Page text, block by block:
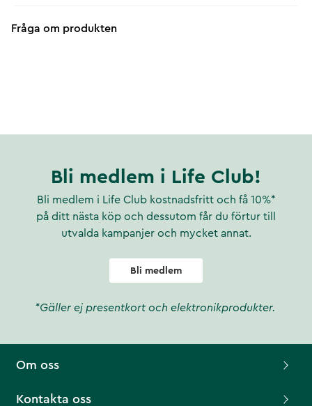
Fråga om produkten
Bli medlem i Life Club!
Bli medlem i Life Club kostnadsfritt och få 10%*
på ditt nästa köp och dessutom får du förtur till
utvalda kampanjer och mycket annat.
Bli medlem
*Gäller ej presentkort och elektronikprodukter.
Om oss
Kontakta oss